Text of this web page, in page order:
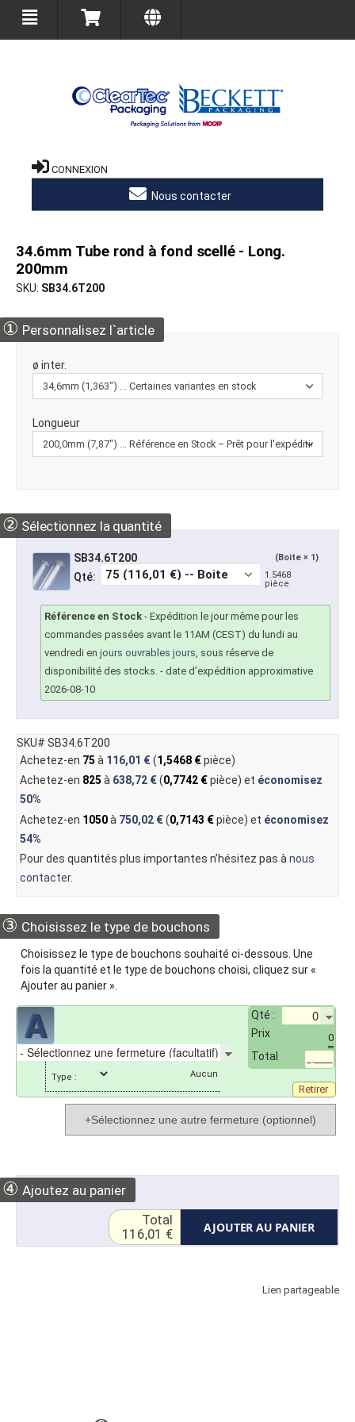
CONNEXION
Nous contacter
34.6mm Tube rond à fond scellé - Long.
200mm
SKU SB34.6T200
① Personnalisez l`article
ø inter.
Longueur
② Sélectionnez la quantité
SB34.6T200 (Boite × 1)
Qté:
1.5468
pièce
Référence en Stock - Expédition le jour même pour les
commandes passées avant le 11AM (CEST) du lundi au
vendredi en jours ouvrables jours, sous réserve de
disponibilité des stocks. - date d’expédition approximative
2026-08-10
SKU# SB34.6T200
Achetez-en 75 à 116,01 €(1,5468 €pièce)
Achetez-en 825 à 638,72 €(0,7742 €pièce) et économisez
50%
Achetez-en 1050à 750,02 €(0,7143 €pièce) et économisez
54%
Pour des quantités plus importantes n’hésitez pas à nous
contacter.
③ Choisissez le type de bouchons
Choisissez le type de bouchons souhaité ci-dessous. Une
fois la quantité et le type de bouchons choisi, cliquez sur «
Ajouter au panier ».
Qté :
Prix
0
Total
Type :
Retirer
+Sélectionnez une autre fermeture (optionnel)
④ Ajoutez au panier
AJOUTER AU PANIER
Total
116,01 €
Lien partageable